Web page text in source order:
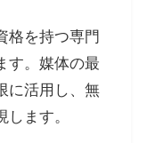
格を持つ専門
す。媒体の最
に活用し、無
ます。